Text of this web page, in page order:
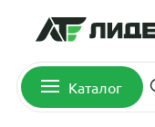
Каталог